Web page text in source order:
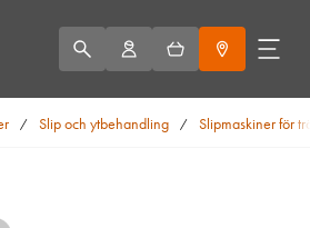
/ Slip och ytbehandling / Slipmaskiner för